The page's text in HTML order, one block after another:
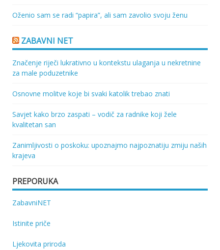
Oženio sam se radi “papira”, ali sam zavolio svoju ženu
ZABAVNI NET
Značenje riječi lukrativno u kontekstu ulaganja u nekretnine
za male poduzetnike
Osnovne molitve koje bi svaki katolik trebao znati
Savjet kako brzo zaspati – vodič za radnike koji žele
kvalitetan san
Zanimljivosti o poskoku: upoznajmo najpoznatiju zmiju naših
krajeva
PREPORUKA
ZabavniNET
Istinite priče
Ljekovita priroda